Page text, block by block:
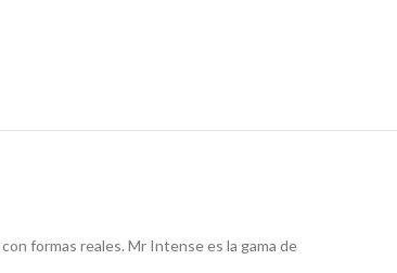
formas reales. Mr Intense es la gama de